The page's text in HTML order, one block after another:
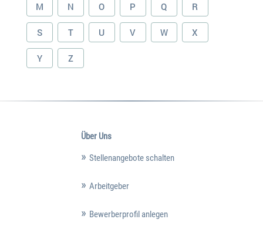
M N O P Q R
S T U V W X
Y Z
Über Uns
Stellenangebote schalten
Arbeitgeber
Bewerberprofil anlegen